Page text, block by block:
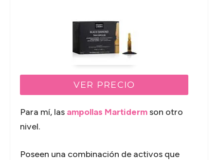
VER PRECIO
Para mí, las ampollas Martidermson otro
nivel.
Poseen una combinación de activos que